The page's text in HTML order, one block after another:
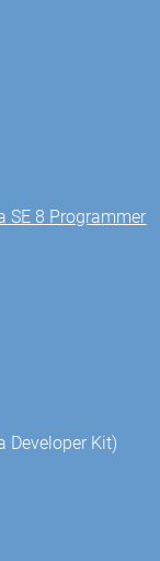
SE 8 Programmer
Developer Kit)